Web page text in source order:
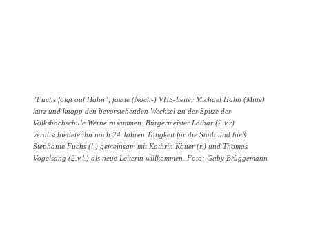
"Fuchs folgt auf Hahn", fasste (Noch-) VHS-Leiter Michael Hahn (Mitte)
kurz und knapp den bevorstehenden Wechsel an der Spitze der
Volkshochschule Werne zusammen. Bürgermeister Lothar (2.v.r)
verabschiedete ihn nach 24 Jahren Tätigkeit für die Stadt und hieß
Stephanie Fuchs (l.) gemeinsam mit Kathrin Kötter (r.) und Thomas
Vogelsang (2.v.l.) als neue Leiterin willkommen. Foto: Gaby Brüggemann